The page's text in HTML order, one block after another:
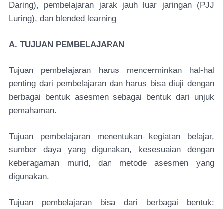
Daring), pembelajaran jarak jauh luar jaringan (PJJ
Luring), dan blended learning
A. TUJUAN PEMBELAJARAN
Tujuan pembelajaran harus mencerminkan hal-hal
penting dari pembelajaran dan harus bisa diuji dengan
berbagai bentuk asesmen sebagai bentuk dari unjuk
pemahaman.
Tujuan pembelajaran menentukan kegiatan belajar,
sumber daya yang digunakan, kesesuaian dengan
keberagaman murid, dan metode asesmen yang
digunakan.
Tujuan pembelajaran bisa dari berbagai bentuk: